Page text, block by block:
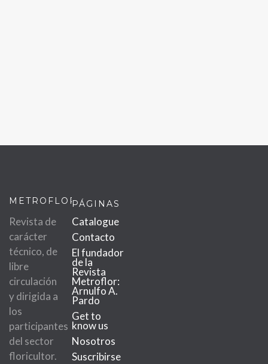
METROFLOR
Revista de
carácter
técnico, de
libre
circulación
y dirigida a
los
participantes
del sector
floricultor.
PÁGINAS
Catalogue
Contacto
El fundador
de la
Revista
Metroflor:
Arnulfo A.
Pardo
Get to
know us
Nosotros
Suscribirse